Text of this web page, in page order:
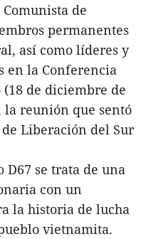
de
permanentes
así como líderes y
en la Conferencia
de diciembre de
la reunión que sentó
Liberación del Sur
D67 se trata de una
con un
la historia de lucha
vietnamita.